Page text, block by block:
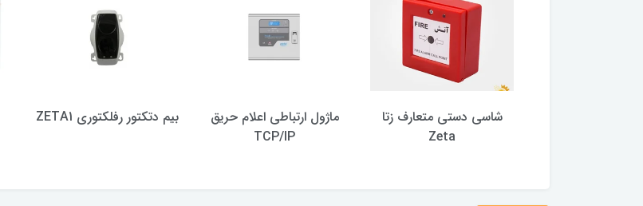
شاسی دستی متعارف زتا
Zeta
ماژول ارتباطی اعلام حریق
TCP/IP
بیم دتکتور رفلکتوری ZETA1